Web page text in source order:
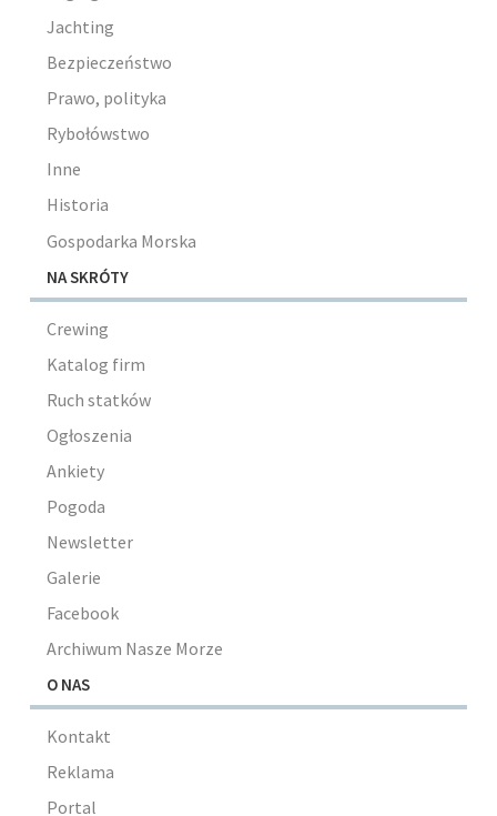
Jachting
Bezpieczeństwo
Prawo, polityka
Rybołówstwo
Inne
Historia
Gospodarka Morska
NA SKRÓTY
Crewing
Katalog firm
Ruch statków
Ogłoszenia
Ankiety
Pogoda
Newsletter
Galerie
Facebook
Archiwum Nasze Morze
O NAS
Kontakt
Reklama
Portal